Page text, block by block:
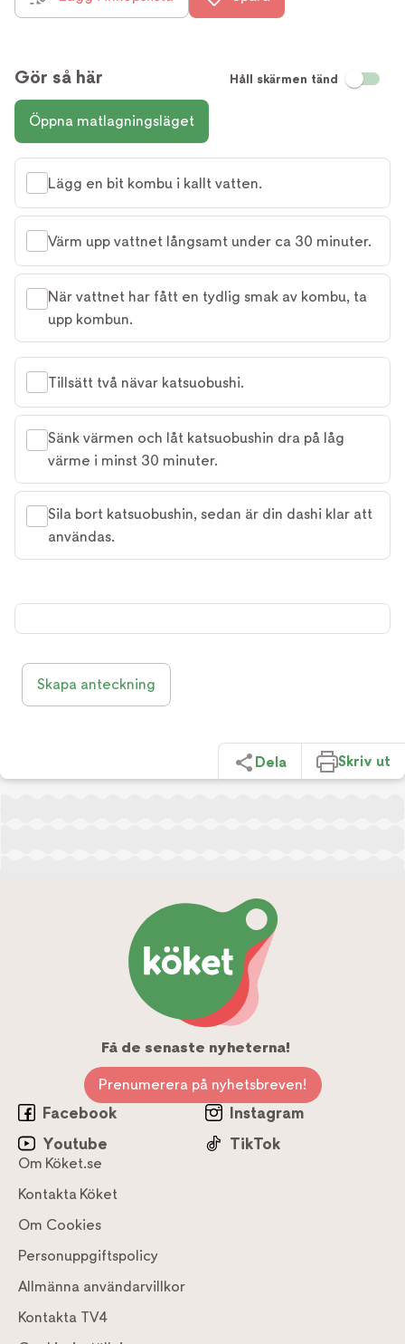
Gör så här Håll skärmen tänd
Öppna matlagningsläget
Lägg en bit kombu i kallt vatten.
Värm upp vattnet långsamt under ca 30 minuter.
När vattnet har fått en tydlig smak av kombu, ta
upp kombun.
Tillsätt två nävar katsuobushi.
Sänk värmen och låt katsuobushin dra på låg
värme i minst 30 minuter.
Sila bort katsuobushin, sedan är din dashi klar att
användas.
Skapa anteckning
Dela Skriv ut
Få de senaste nyheterna!
Prenumerera på nyhetsbreven!
Facebook
Instagram
Youtube
TikTok
Om Köket.se
Kontakta Köket
Om Cookies
Personuppgiftspolicy
Allmänna användarvillkor
Kontakta TV4